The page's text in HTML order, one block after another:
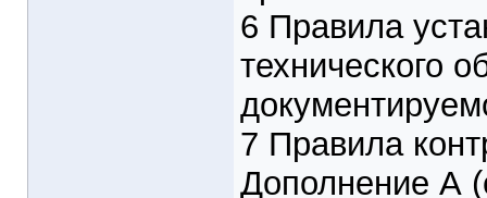
6 Правила
технического
7 Правила
Дополнение А